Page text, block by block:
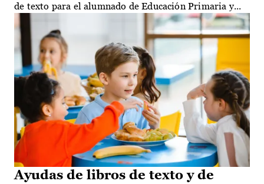
Ayudas de libros de texto y de
de texto para el alumnado de Educación Primaria y...